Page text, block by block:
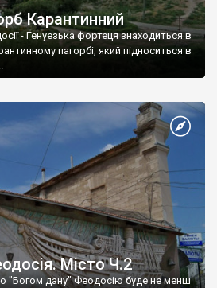
Карантинний
- Генуезька фортеця знаходиться в
пагорбі, який підноситься в
Місто Ч.2
"Богом дану" Феодосію буде не менш